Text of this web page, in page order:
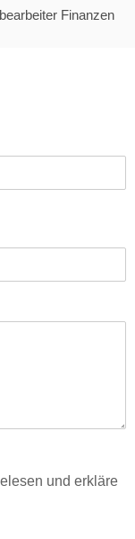
Finanzen
und erkläre